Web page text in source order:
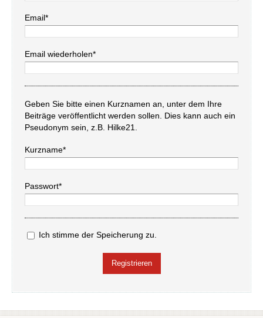
Email*
Email wiederholen*
Geben Sie bitte einen Kurznamen an, unter dem Ihre
Beiträge veröffentlicht werden sollen. Dies kann auch ein
Pseudonym sein, z.B. Hilke21.
Kurzname*
Passwort*
Ich stimme der Speicherung zu.